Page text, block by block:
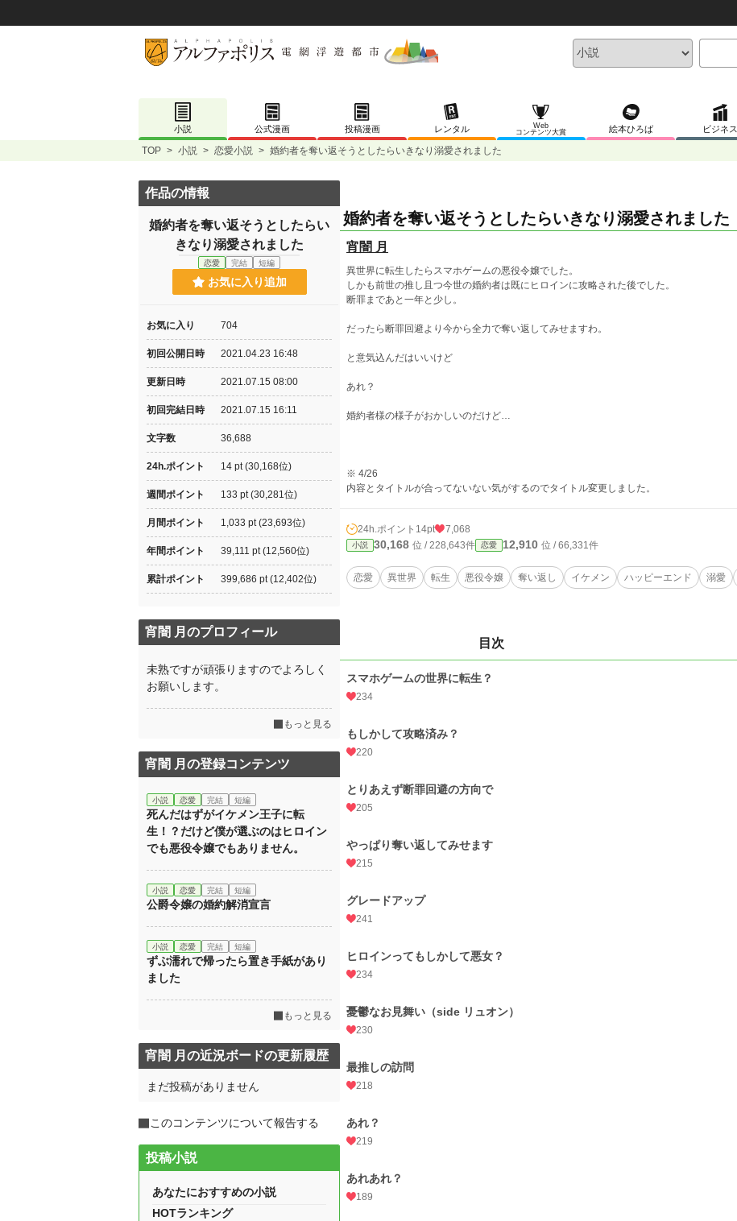
小説 公式漫画 投稿漫画 レンタル
Web
コンテンツ大賞
絵本ひろば ビジネス
TOP > 小説 > 恋愛小説 > 婚約者を奪い返そうとしたらいきなり溺愛されました
婚約者を奪い返そうとしたらいきなり溺愛されました
宵闇 月
異世界に転生したらスマホゲームの悪役令嬢でした。
しかも前世の推し且つ今世の婚約者は既にヒロインに攻略された後でした。
断罪まであと一年と少し。
だったら断罪回避より今から全力で奪い返してみせますわ。
と意気込んだはいいけど
あれ？
婚約者様の様子がおかしいのだけど…
※ 4/26
内容とタイトルが合ってないない気がするのでタイトル変更しました。
24h.ポイント 14pt 7,068
小説 30,168 位 / 228,643件 恋愛 12,910 位 / 66,331件
恋愛 異世界 転生 悪役令嬢 奪い返し イケメン ハッピーエンド 溺愛
目次
スマホゲームの世界に転生？
234
もしかして攻略済み？
220
とりあえず断罪回避の方向で
205
やっぱり奪い返してみせます
215
グレードアップ
241
ヒロインってもしかして悪女？
234
憂鬱なお見舞い（side リュオン）
230
最推しの訪問
218
あれ？
219
あれあれ？
189
作品の情報
婚約者を奪い返そうとしたらい
きなり溺愛されました
恋愛 完結 短編
お気に入り追加
お気に入り 704
初回公開日時 2021.04.23 16:48
更新日時 2021.07.15 08:00
初回完結日時 2021.07.15 16:11
文字数 36,688
24h.ポイント 14 pt (30,168位)
週間ポイント 133 pt (30,281位)
月間ポイント 1,033 pt (23,693位)
年間ポイント 39,111 pt (12,560位)
累計ポイント 399,686 pt (12,402位)
宵闇 月のプロフィール
未熟ですが頑張りますのでよろしく
お願いします。
もっと見る
宵闇 月の登録コンテンツ
小説 恋愛 完結 短編
死んだはずがイケメン王子に転
生！？だけど僕が選ぶのはヒロイン
でも悪役令嬢でもありません。
小説 恋愛 完結 短編
公爵令嬢の婚約解消宣言
小説 恋愛 完結 短編
ずぶ濡れで帰ったら置き手紙があり
ました
もっと見る
宵闇 月の近況ボードの更新履歴
まだ投稿がありません
このコンテンツについて報告する
投稿小説
あなたにおすすめの小説
HOTランキング